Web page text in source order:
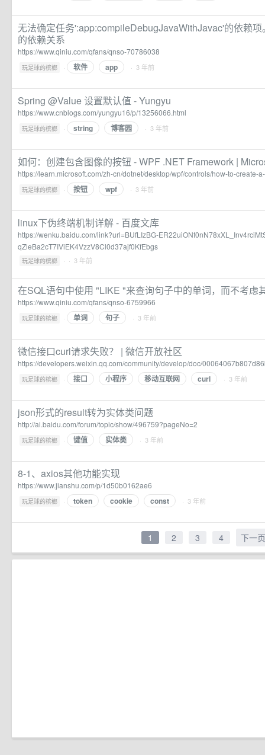
无法确定任务':app:compileDebugJavaWithJavac'的依赖
的依赖关系
https://www.qiniu.com/qfans/qnso-70786038
玩足球的槟榔 · 软件 app · 3 年前
Spring @Value 设置默认值 - Yungyu
https://www.cnblogs.com/yungyu16/p/13256066.html
玩足球的槟榔 · string 博客园 · 3 年前
如何：创建包含图像的按钮 - WPF .NET Framework |
https://learn.microsoft.com/zh-cn/dotnet/desktop/wpf/controls/how-to-create-
玩足球的槟榔 · 按钮 wpf · 3 年前
linux下伪终端机制详解 - 百度文库
https://wenku.baidu.com/link?url=BUfLIzBG-
qZleBa2cT7IViEK4VzzV8Cl0d37ajf0KfEbgs
玩足球的槟榔 · · 3 年前
在SQL语句中使用 "LIKE "来查询句子中的单词，而不考虑
https://www.qiniu.com/qfans/qnso-6759966
玩足球的槟榔 · 单词 句子 · 3 年前
微信接口curl请求失败？ | 微信开放社区
https://developers.weixin.qq.com/community/develop/doc/
玩足球的槟榔 · 接口 小程序 移动互联网 curl · 3 年前
json形式的result转为实体类问题
http://ai.baidu.com/forum/topic/show/496759?pageNo=2
玩足球的槟榔 · 键值 实体类 · 3 年前
8-1、axios其他功能实现
https://www.jianshu.com/p/1d50b0162ae6
玩足球的槟榔 · token cookie const · 3 年前
1 2 3 4 下一页